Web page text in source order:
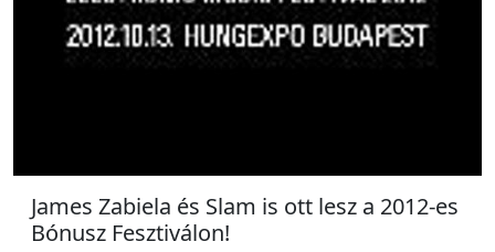
James Zabiela és Slam is ott lesz a 2012-es
Bónusz Fesztiválon!